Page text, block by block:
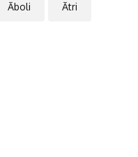
Āboli Ātri